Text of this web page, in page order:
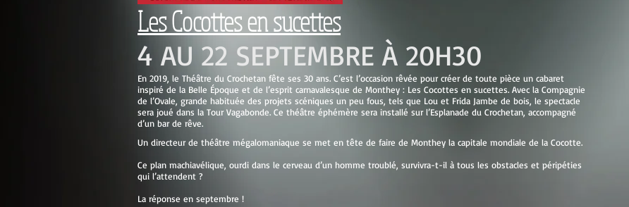
Les Cocottes en sucettes
4 AU 22 SEPTEMBRE À 20H30
En 2019, le Théâtre du Crochetan fête ses 30 ans. C’est l’occasion rêvée pour créer de toute pièce un cabaret
inspiré de la Belle Époque et de l’esprit carnavalesque de Monthey : Les Cocottes en sucettes. Avec la Compagnie
de l’Ovale, grande habituée des projets scéniques un peu fous, tels que Lou et Frida Jambe de bois, le spectacle
sera joué dans la Tour Vagabonde. Ce théâtre éphémère sera installé sur l’Esplanade du Crochetan, accompagné
d’un bar de rêve.
Un directeur de théâtre mégalomaniaque se met en tête de faire de Monthey la capitale mondiale de la Cocotte.
Ce plan machiavélique, ourdi dans le cerveau d’un homme troublé, survivra-t-il à tous les obstacles et péripéties
qui l’attendent ?
La réponse en septembre !